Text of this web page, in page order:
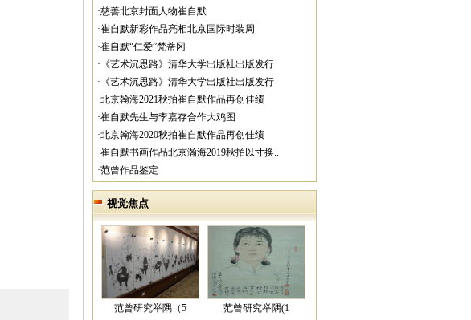
·慈善北京封面人物崔自默
·崔自默新彩作品亮相北京国际时装周
·崔自默“仁爱”梵蒂冈
·《艺术沉思路》清华大学出版社出版发行
·《艺术沉思路》清华大学出版社出版发行
·北京翰海2021秋拍崔自默作品再创佳绩
·崔自默先生与李嘉存合作大鸡图
·北京翰海2020秋拍崔自默作品再创佳绩
·崔自默书画作品北京瀚海2019秋拍以寸换..
·范曾作品鉴定
视觉焦点
范曾研究举隅（5 范曾研究举隅(1